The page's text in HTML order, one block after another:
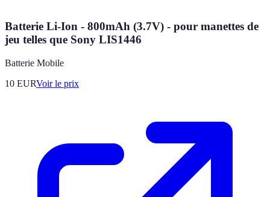
Batterie Li-Ion - 800mAh (3.7V) - pour manettes de
jeu telles que Sony LIS1446
Batterie Mobile
10 EURVoir le prix